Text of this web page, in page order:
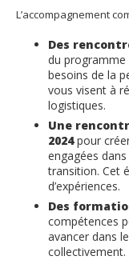
L’accompagnement
Des
du programme
besoins de la
vous visent à
logistiques.
Une
2024pour
engagées
transition. Cet
d’expériences.
Des
compétences
avancer dans
collectivement.